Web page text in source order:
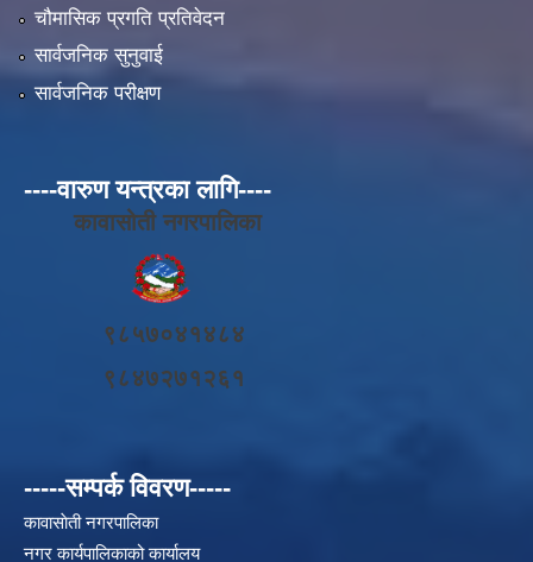
चौमासिक प्रगति प्रतिवेदन
सार्वजनिक सुनुवाई
सार्वजनिक परीक्षण
----वारुण यन्त्रका लागि----
कावासोती नगरपालिका
९८५७०४१४८४
९८४७२७१२६१
-----सम्पर्क विवरण-----
कावासाेती नगरपालिका
नगर कार्यपालिकाको कार्यालय